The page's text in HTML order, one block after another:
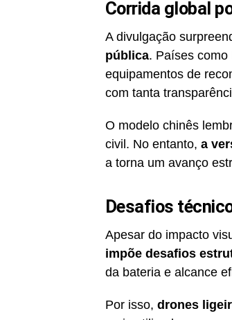
Corrida global
A divulgação
pública. Países como
equipamentos de
com tanta
O modelo chinês
civil. No entanto, a
a torna um avanço
Desafios
Apesar do impacto
impõe desafios
da bateria e alcance
Por isso, drones